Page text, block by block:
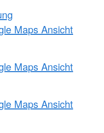
Maps Ansicht
Maps Ansicht
Maps Ansicht